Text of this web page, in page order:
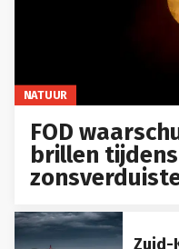
NATUUR
FOD
brillen tijdens
Zuid-